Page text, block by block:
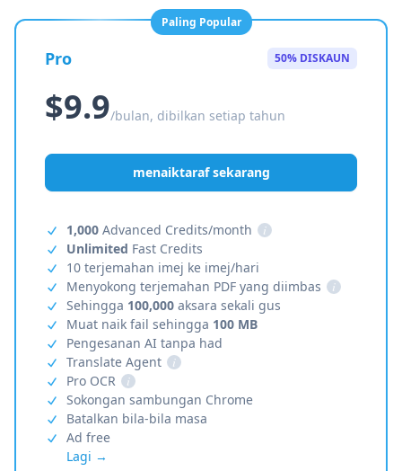
Paling Popular
Pro 50% DISKAUN
$9.9/bulan, dibilkan setiap tahun
menaiktaraf sekarang
1,000 Advanced Credits/month
i
Unlimited Fast Credits
10 terjemahan imej ke imej/hari
Menyokong terjemahan PDF yang diimbas
i
Sehingga 100,000 aksara sekali gus
Muat naik fail sehingga 100 MB
Pengesanan AI tanpa had
Translate Agent
i
Pro OCR
i
Sokongan sambungan Chrome
Batalkan bila-bila masa
Ad free
Lagi →